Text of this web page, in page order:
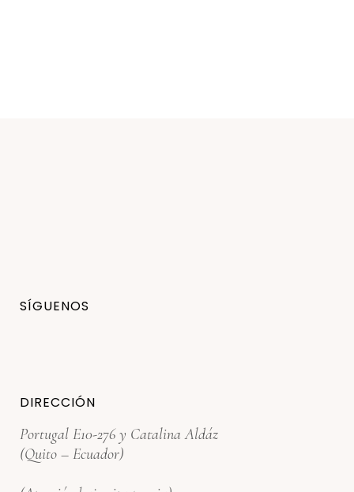
SÍGUENOS
DIRECCIÓN
Portugal E10-276 y Catalina Aldáz
(Quito – Ecuador)